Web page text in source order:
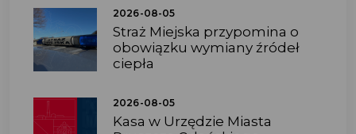
2026-08-05
Straż Miejska przypomina o
obowiązku wymiany źródeł
ciepła
2026-08-05
Kasa w Urzędzie Miasta